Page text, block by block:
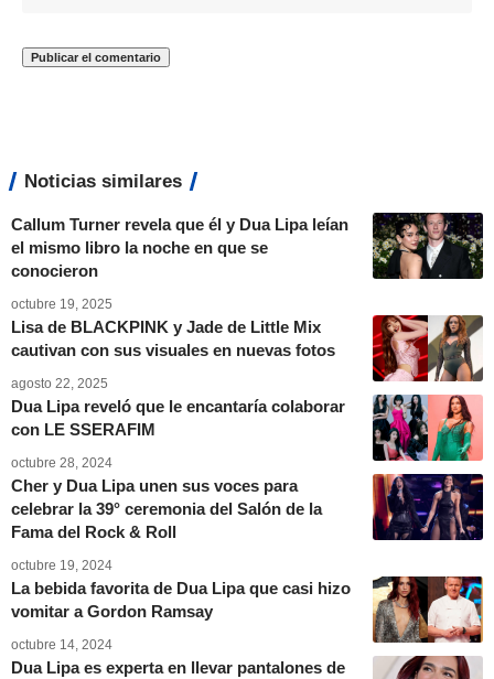
Noticias similares
Callum Turner revela que él y Dua Lipa leían
el mismo libro la noche en que se
conocieron
octubre 19, 2025
Lisa de BLACKPINK y Jade de Little Mix
cautivan con sus visuales en nuevas fotos
agosto 22, 2025
Dua Lipa reveló que le encantaría colaborar
con LE SSERAFIM
octubre 28, 2024
Cher y Dua Lipa unen sus voces para
celebrar la 39° ceremonia del Salón de la
Fama del Rock & Roll
octubre 19, 2024
La bebida favorita de Dua Lipa que casi hizo
vomitar a Gordon Ramsay
octubre 14, 2024
Dua Lipa es experta en llevar pantalones de